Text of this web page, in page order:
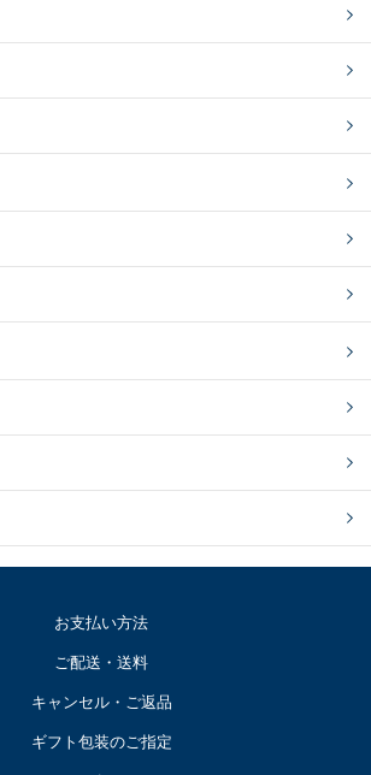
お支払い方法
ご配送・送料
キャンセル・ご返品
ギフト包装のご指定